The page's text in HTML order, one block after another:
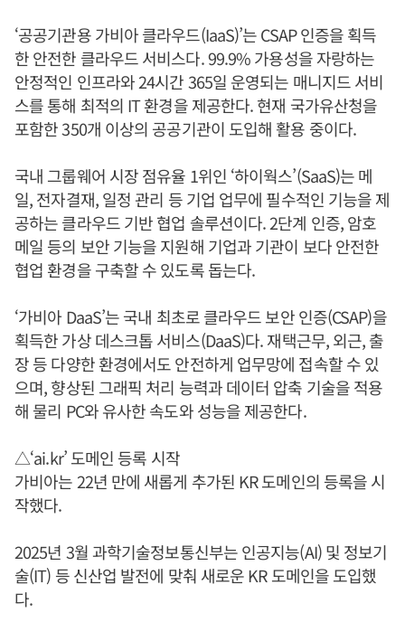
‘공공기관용 가비아 클라우드(IaaS)’는 CSAP 인증을 획득
한 안전한 클라우드 서비스다. 99.9% 가용성을 자랑하는
안정적인 인프라와 24시간 365일 운영되는 매니지드 서비
스를 통해 최적의 IT 환경을 제공한다. 현재 국가유산청을
포함한 350개 이상의 공공기관이 도입해 활용 중이다.
국내 그룹웨어 시장 점유율 1위인 ‘하이웍스’(SaaS)는 메
일, 전자결재, 일정 관리 등 기업 업무에 필수적인 기능을 제
공하는 클라우드 기반 협업 솔루션이다. 2단계 인증, 암호
메일 등의 보안 기능을 지원해 기업과 기관이 보다 안전한
협업 환경을 구축할 수 있도록 돕는다.
‘가비아 DaaS’는 국내 최초로 클라우드 보안 인증(CSAP)을
획득한 가상 데스크톱 서비스(DaaS)다. 재택근무, 외근, 출
장 등 다양한 환경에서도 안전하게 업무망에 접속할 수 있
으며, 향상된 그래픽 처리 능력과 데이터 압축 기술을 적용
해 물리 PC와 유사한 속도와 성능을 제공한다.
△‘ai.kr’ 도메인 등록 시작
가비아는 22년 만에 새롭게 추가된 KR 도메인의 등록을 시
작했다.
2025년 3월 과학기술정보통신부는 인공지능(AI) 및 정보기
술(IT) 등 신산업 발전에 맞춰 새로운 KR 도메인을 도입했
다.